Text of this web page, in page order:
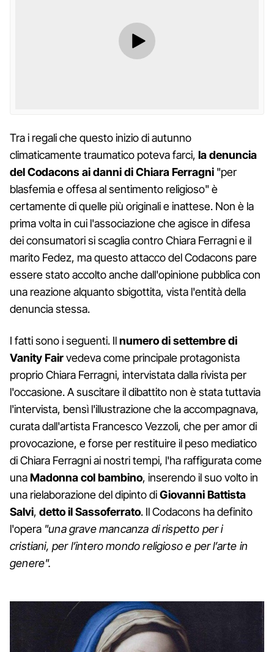
Tra i regali che questo inizio di autunno
climaticamente traumatico poteva farci, la denuncia
del Codacons ai danni di Chiara Ferragni "per
blasfemia e offesa al sentimento religioso" è
certamente di quelle più originali e inattese. Non è la
prima volta in cui l'associazione che agisce in difesa
dei consumatori si scaglia contro Chiara Ferragni e il
marito Fedez, ma questo attacco del Codacons pare
essere stato accolto anche dall'opinione pubblica con
una reazione alquanto sbigottita, vista l'entità della
denuncia stessa.
I fatti sono i seguenti. Ilnumero di settembre di
Vanity Fairvedeva come principale protagonista
proprio Chiara Ferragni, intervistata dalla rivista per
l'occasione. A suscitare il dibattito non è stata tuttavia
l'intervista, bensì l'illustrazione che la accompagnava,
curata dall'artista Francesco Vezzoli, che per amor di
provocazione, e forse per restituire il peso mediatico
di Chiara Ferragni ai nostri tempi, l'ha raffigurata come
unaMadonna col bambino, inserendo il suo volto in
una rielaborazione del dipinto diGiovanni Battista
Salvi, detto il Sassoferrato. Il Codacons ha definito
l'opera "una grave mancanza di rispetto per i
cristiani, per l’intero mondo religioso e per l’arte in
genere".